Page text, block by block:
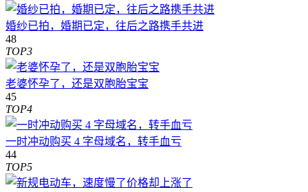
婚纱已拍，婚期已定，往后之路携手共进
48
TOP3
老婆怀孕了，还是双胞胎宝宝
45
TOP4
一时冲动购买 4 字母域名，转手血亏
44
TOP5